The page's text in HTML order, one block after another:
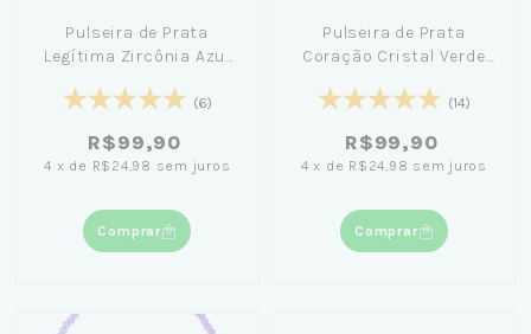
Pulseira de Prata
Legítima Zircônia Azul
(6)
R$99,90
4 x de R$24,98 sem juros
Comprar
Pulseira de Prata
Coração Cristal Verde
(14)
R$99,90
4 x de R$24,98 sem juros
Comprar